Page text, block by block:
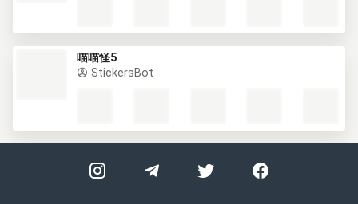
喵喵怪5
StickersBot